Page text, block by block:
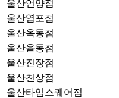
울산언양점
울산염포점
울산옥동점
울산율동점
울산진장점
울산천상점
울산타임스퀘어점